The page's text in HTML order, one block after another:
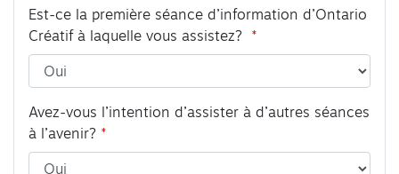
Est-ce la première séance d’information d’Ontario
Créatif à laquelle vous assistez?
Avez-vous l’intention d’assister à d’autres séances
à l’avenir?